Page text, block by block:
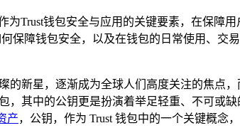
为Trust钱包安全与应用的关键要素，在保障用
保障钱包安全，以及在钱包的日常使用、交
的新星，逐渐成为全球人们高度关注的焦点
，其中的公钥更是扮演着举足轻重、不可或
产，公钥，作为 Trust 钱包中的一个关键概念